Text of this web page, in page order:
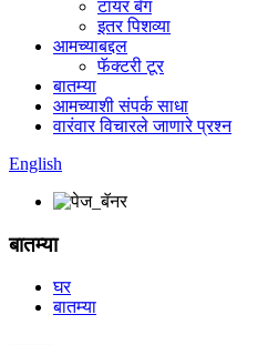
टायर बॅग
इतर पिशव्या
आमच्याबद्दल
फॅक्टरी टूर
बातम्या
आमच्याशी संपर्क साधा
वारंवार विचारले जाणारे प्रश्न
English
बातम्या
घर
बातम्या